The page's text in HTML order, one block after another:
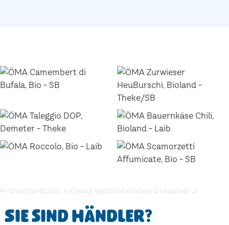
Sie sind Händler?